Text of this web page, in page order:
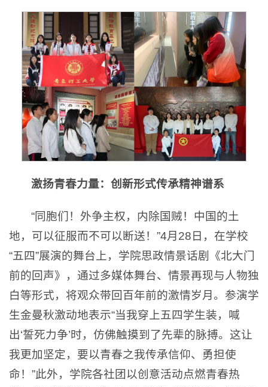
激扬青春力量：创新形式传承精神谱系
“同胞们！外争主权，内除国贼！中国的土
地，可以征服而不可以断送！”4月28日，在学校
“五四”展演的舞台上，学院思政情景话剧《北大门
前的回声》，通过多媒体舞台、情景再现与人物独
白等形式，将观众带回百年前的激情岁月。参演学
生金曼秋激动地表示“当我穿上五四学生装，喊
出‘誓死力争’时，仿佛触摸到了先辈的脉搏。这让
我更加坚定，要以青春之我传承信仰、勇担使
命！”此外，学院各社团以创意活动点燃青春热